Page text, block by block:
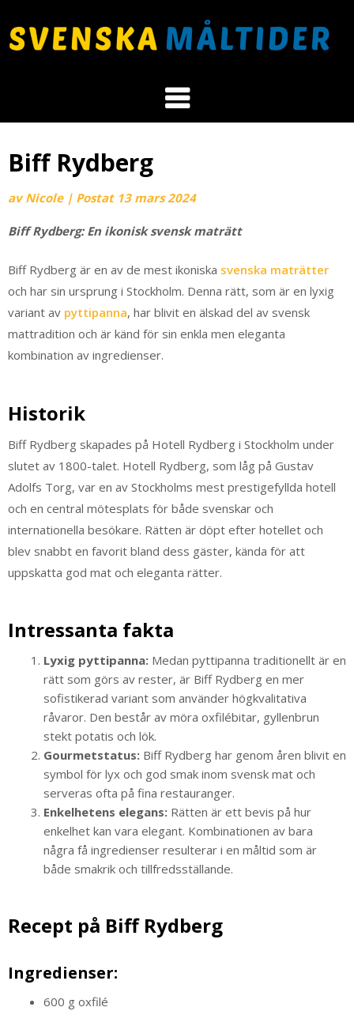
Biff Rydberg
avNicole | Postat 13 mars 2024
Biff Rydberg: En ikonisk svensk maträtt
Biff Rydberg är en av de mest ikoniska svenska maträtter
och har sin ursprung i Stockholm. Denna rätt, som är en lyxig
variant av pyttipanna, har blivit en älskad del av svensk
mattradition och är känd för sin enkla men eleganta
kombination av ingredienser.
Historik
Biff Rydberg skapades på Hotell Rydberg i Stockholm under
slutet av 1800-talet. Hotell Rydberg, som låg på Gustav
Adolfs Torg, var en av Stockholms mest prestigefyllda hotell
och en central mötesplats för både svenskar och
internationella besökare. Rätten är döpt efter hotellet och
blev snabbt en favorit bland dess gäster, kända för att
uppskatta god mat och eleganta rätter.
Intressanta fakta
Lyxig pyttipanna: Medan pyttipanna traditionellt är en
rätt som görs av rester, är Biff Rydberg en mer
sofistikerad variant som använder högkvalitativa
råvaror. Den består av möra oxfilébitar, gyllenbrun
stekt potatis och lök.
Gourmetstatus: Biff Rydberg har genom åren blivit en
symbol för lyx och god smak inom svensk mat och
serveras ofta på fina restauranger.
Enkelhetens elegans: Rätten är ett bevis på hur
enkelhet kan vara elegant. Kombinationen av bara
några få ingredienser resulterar i en måltid som är
både smakrik och tillfredsställande.
Recept på Biff Rydberg
Ingredienser:
600 g oxfilé